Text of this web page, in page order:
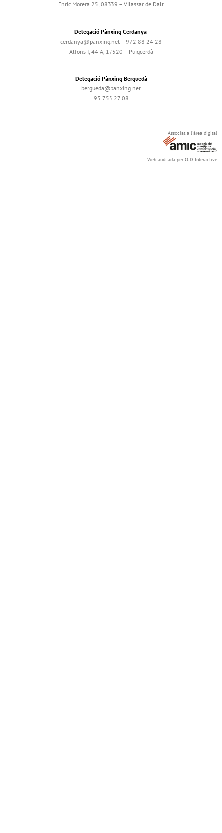
Enric Morera 25, 08339 – Vilassar de Dalt
Delegació Pànxing Cerdanya
cerdanya@panxing.net – 972 88 24 28
Alfons I, 44 A, 17520 – Puigcerdà
Delegació Pànxing Berguedà
bergueda@panxing.net
93 753 27 08
Associat a l'àrea digital
Web auditada per OJD Interactive